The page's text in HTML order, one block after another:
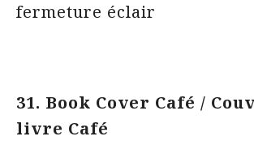
fermeture éclair
31. Book Cover Café /
livre Café